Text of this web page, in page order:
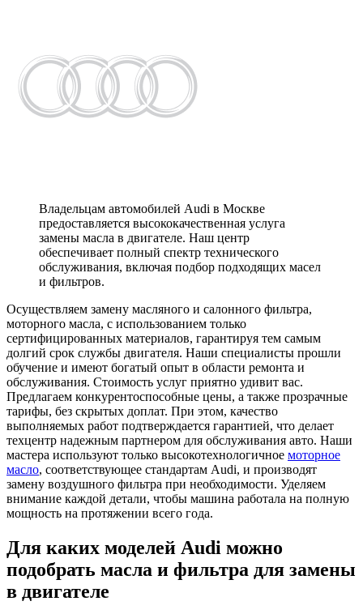
Владельцам автомобилей Audi в Москве
предоставляется высококачественная услуга
замены масла в двигателе. Наш центр
обеспечивает полный спектр технического
обслуживания, включая подбор подходящих масел
и фильтров.
Осуществляем замену масляного и салонного фильтра,
моторного масла, с использованием только
сертифицированных материалов, гарантируя тем самым
долгий срок службы двигателя. Наши специалисты прошли
обучение и имеют богатый опыт в области ремонта и
обслуживания. Стоимость услуг приятно удивит вас.
Предлагаем конкурентоспособные цены, а также прозрачные
тарифы, без скрытых доплат. При этом, качество
выполняемых работ подтверждается гарантией, что делает
техцентр надежным партнером для обслуживания авто. Наши
мастера используют только высокотехнологичное моторное
масло, соответствующее стандартам Audi, и производят
замену воздушного фильтра при необходимости. Уделяем
внимание каждой детали, чтобы машина работала на полную
мощность на протяжении всего года.
Для каких моделей Audi можно
подобрать масла и фильтра для замены
в двигателе